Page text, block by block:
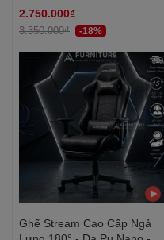
Êm, Kèm Gối Lưng, Khung
Chân Kim Loại Chịu Lực
2.750.000₫
3.350.000₫ -18%
Ghế Stream Cao Cấp Ngả